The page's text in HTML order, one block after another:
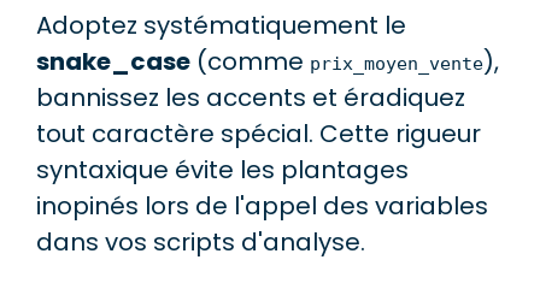
Adoptez systématiquement le
snake_case (comme prix_moyen_vente),
bannissez les accents et éradiquez
tout caractère spécial. Cette rigueur
syntaxique évite les plantages
inopinés lors de l'appel des variables
dans vos scripts d'analyse.